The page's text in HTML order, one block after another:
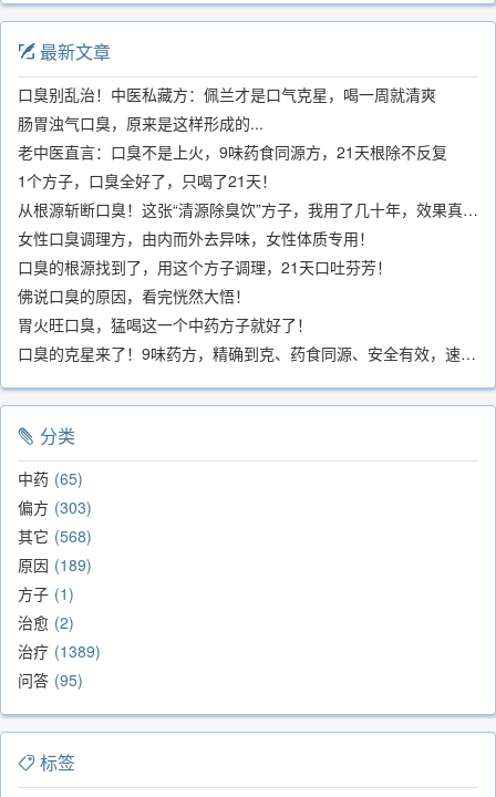
最新文章
口臭别乱治！中医私藏方：佩兰才是口气克星，喝一周就清爽
肠胃浊气口臭，原来是这样形成的...
老中医直言：口臭不是上火，9味药食同源方，21天根除不反复
1个方子，口臭全好了，只喝了21天！
从根源斩断口臭！这张“清源除臭饮”方子，我用了几十年，效果真不错
女性口臭调理方，由内而外去异味，女性体质专用！
口臭的根源找到了，用这个方子调理，21天口吐芬芳！
佛说口臭的原因，看完恍然大悟！
胃火旺口臭，猛喝这一个中药方子就好了！
口臭的克星来了！9味药方，精确到克、药食同源、安全有效，速看！
分类
中药 65
偏方 303
其它 568
原因 189
方子 1
治愈 2
治疗 1389
问答 95
标签